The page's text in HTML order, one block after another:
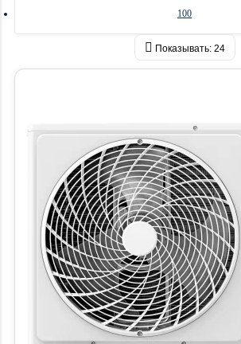
100
Показывать: 24